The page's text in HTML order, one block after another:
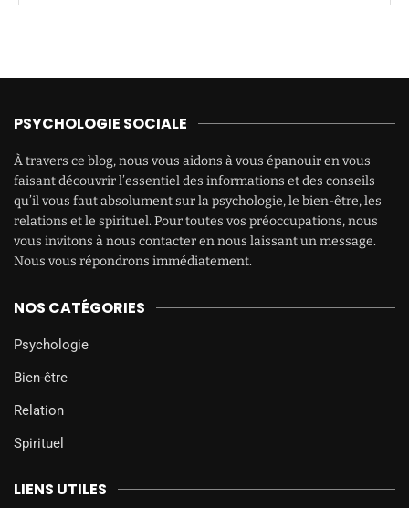
PSYCHOLOGIE SOCIALE
À travers ce blog, nous vous aidons à vous épanouir en vous
faisant découvrir l’essentiel des informations et des conseils
qu’il vous faut absolument sur la psychologie, le bien-être, les
relations et le spirituel. Pour toutes vos préoccupations, nous
vous invitons à nous contacter en nous laissant un message.
Nous vous répondrons immédiatement.
NOS CATÉGORIES
Psychologie
Bien-être
Relation
Spirituel
LIENS UTILES